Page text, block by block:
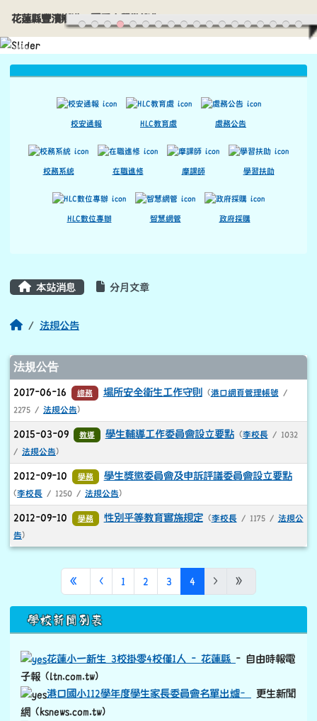
花蓮縣豐濱鄉港口國民小學歡迎您
導覽列
花蓮縣豐濱鄉港口國民小學歡迎您
上中區域內容
校安通報 HLC教育處 處務公告
校務系統 在職進修 摩課師 學習扶助
HLC數位專辦 智慧網管 政府採購
本站消息 分月文章
回首頁法規公告
文章列表
法規公告
2017-06-16 總務 場所安全衛生工作守則 (港口網頁管理帳號 /
2275 / 法規公告)
2015-03-09 教導 學生輔導工作委員會設立要點 (李校長/ 1032
/ 法規公告)
2012-09-10 學務 學生獎懲委員會及申訴評議委員會設立要點
(李校長 / 1250 / 法規公告)
2012-09-10 學務 性別平等教育實施規定 (李校長/ 1175 / 法規公
告)
« 第一頁
‹上一頁
1 2 3 4(目前頁次)
› »
下中區域內容
學校新聞列表
花蓮小一新生 3校掛零4校僅1人 - 花蓮縣 - 自由時報電
子報 (ltn.com.tw)
港口國小112學年度學生家長委員會名單出爐–
更生新聞
網 (ksnews.com.tw)
頁尾區域